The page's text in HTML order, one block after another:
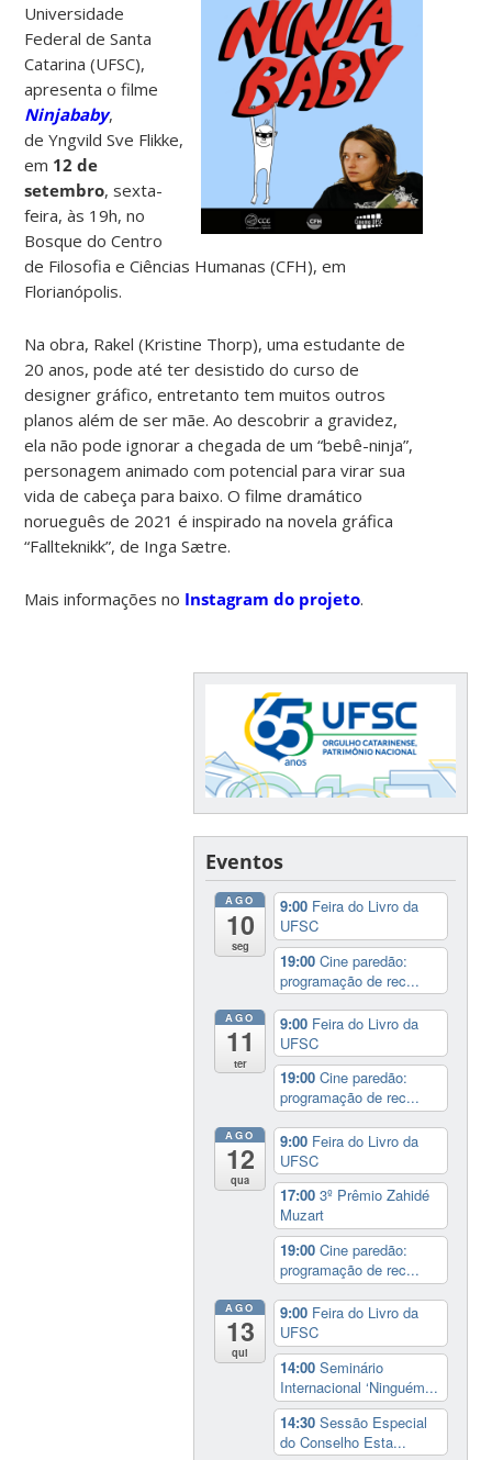
Universidade
Federal de Santa
Catarina (UFSC),
apresenta o filme
Ninjababy,
de Yngvild Sve Flikke,
em 12 de
setembro, sexta-
feira, às 19h, no
Bosque do Centro
de Filosofia e Ciências Humanas (CFH), em
Florianópolis.
Na obra, Rakel (Kristine Thorp), uma estudante de
20 anos, pode até ter desistido do curso de
designer gráfico, entretanto tem muitos outros
planos além de ser mãe. Ao descobrir a gravidez,
ela não pode ignorar a chegada de um “bebê-ninja”,
personagem animado com potencial para virar sua
vida de cabeça para baixo. O filme dramático
norueguês de 2021 é inspirado na novela gráfica
“Fallteknikk”, de Inga Sætre.
Mais informações no Instagram do projeto.
Eventos
AGO
10
seg
9:00 Feira do Livro da
UFSC
19:00Cine paredão:
programação de rec...
AGO
11
ter
9:00 Feira do Livro da
UFSC
19:00Cine paredão:
programação de rec...
AGO
12
qua
9:00 Feira do Livro da
UFSC
17:003º Prêmio Zahidé
Muzart
19:00Cine paredão:
programação de rec...
AGO
13
qui
9:00 Feira do Livro da
UFSC
14:00Seminário
Internacional ‘Ninguém...
14:30Sessão Especial
do Conselho Esta...